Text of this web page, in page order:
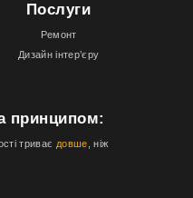
Послуги
Ремонт
Дизайн інтер’єру
принципом:
триває довше, ніж